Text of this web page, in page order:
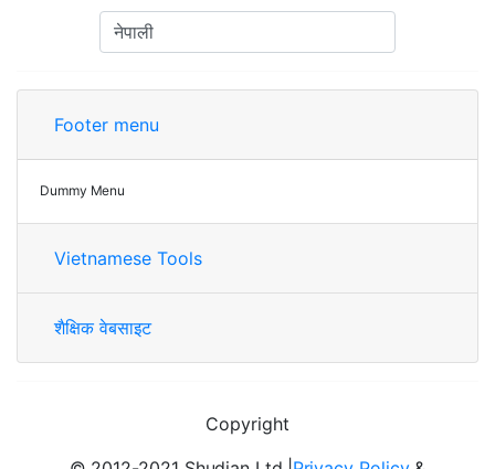
Footer menu
Dummy Menu
Vietnamese Tools
शैक्षिक वेबसाइट
Copyright